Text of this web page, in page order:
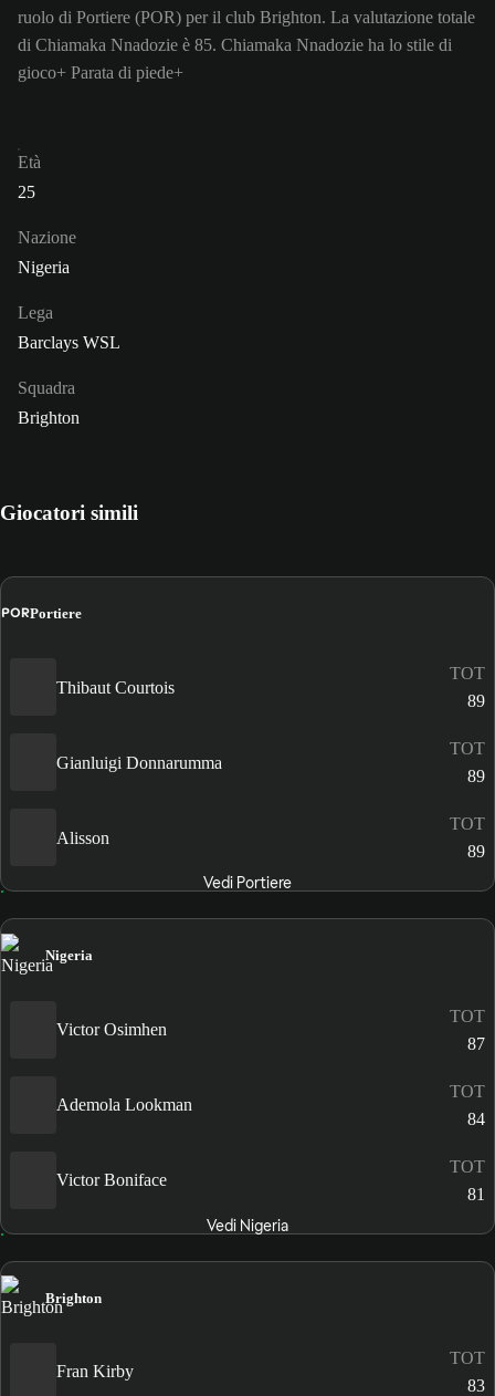
ruolo di Portiere (POR) per il club Brighton. La valutazione totale
di Chiamaka Nnadozie è 85. Chiamaka Nnadozie ha lo stile di
gioco+ Parata di piede+
Età
25
Nazione
Nigeria
Lega
Barclays WSL
Squadra
Brighton
Giocatori simili
PORPortiere
Thibaut Courtois
TOT
89
Gianluigi Donnarumma
TOT
89
Alisson
TOT
89
Vedi Portiere
Nigeria
Victor Osimhen
TOT
87
Ademola Lookman
TOT
84
Victor Boniface
TOT
81
Vedi Nigeria
Brighton
Fran Kirby
TOT
83